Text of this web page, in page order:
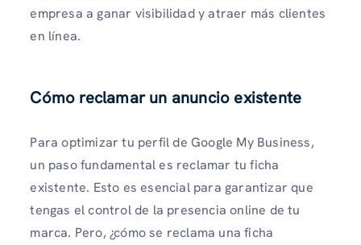
empresa a ganar visibilidad y atraer más clientes
en línea.
Cómo reclamar un anuncio existente
Para optimizar tu perfil de Google My Business,
un paso fundamental es reclamar tu ficha
existente. Esto es esencial para garantizar que
tengas el control de la presencia online de tu
marca. Pero, ¿cómo se reclama una ficha